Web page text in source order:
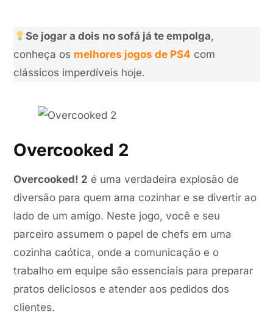
Se jogar a dois no sofá já te empolga,
conheça os melhores jogos de PS4 com
clássicos imperdíveis hoje.
Overcooked 2
Overcooked! 2 é uma verdadeira explosão de
diversão para quem ama cozinhar e se divertir ao
lado de um amigo. Neste jogo, você e seu
parceiro assumem o papel de chefs em uma
cozinha caótica, onde a comunicação e o
trabalho em equipe são essenciais para preparar
pratos deliciosos e atender aos pedidos dos
clientes.